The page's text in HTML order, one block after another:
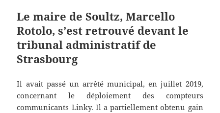
Le maire de Soultz, Marcello
Rotolo, s’est retrouvé devant le
tribunal administratif de
Strasbourg
Il avait passé un arrêté municipal, en juillet 2019,
concernant le déploiement des compteurs
communicants Linky. Il a partiellement obtenu gain